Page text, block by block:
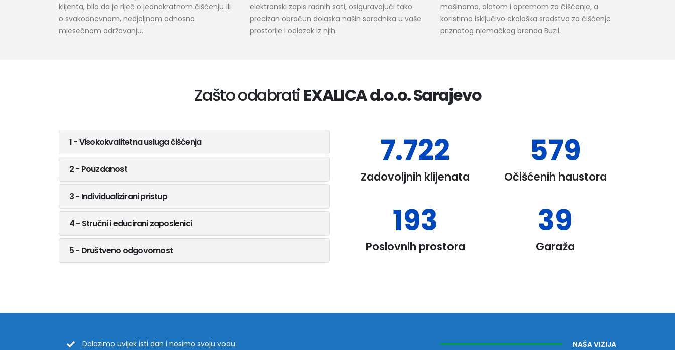
klijenta, bilo da je riječ o jednokratnom čišćenju ili
o svakodnevnom, nedjeljnom odnosno
mjesečnom održavanju.
elektronski zapis radnih sati, osiguravajući tako
precizan obračun dolaska naših saradnika u vaše
prostorije i odlazak iz njih.
mašinama, alatom i opremom za čišćenje, a
koristimo isključivo ekološka sredstva za čišćenje
priznatog njemačkog brenda Buzil.
Zašto odabrati EXALICA d.o.o. Sarajevo
1 - Visokokvalitetna usluga čišćenja
2 - Pouzdanost
3 - Individualizirani pristup
4 - Stručni i educirani zaposlenici
5 - Društveno odgovornost
10.000
Zadovoljnih klijenata
750+
Očišćenih haustora
250+
Poslovnih prostora
50+
Garaža
Dolazimo uvijek isti dan i nosimo svoju vodu NAŠA VIZIJA